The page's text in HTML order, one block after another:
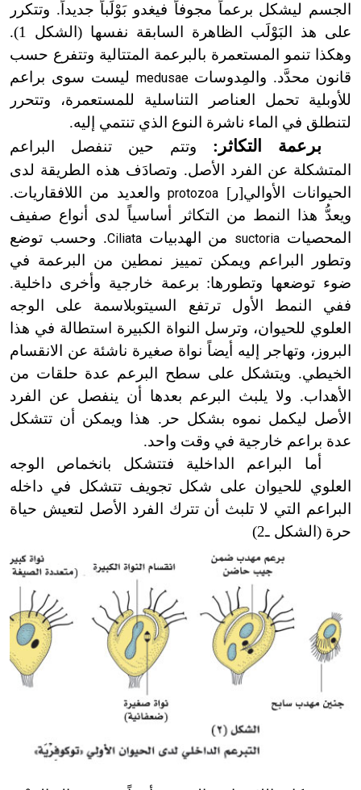
الجسم ليشكل برعماً مجوفاً فيغدو بَوْلَباً جديداً. وتتكرر
على هذ البَوْلَب الظاهرة السابقة نفسها (الشكل 1).
وهكذا تنمو المستعمرة بالبرعمة المتتالية وتتفرع حسب
قانون محدَّد. والمِدوساتmedusae ليست سوى براعم
للأوبلية تحمل العناصر التناسلية للمستعمرة، وتتحرر
لتنطلق في الماء ناشرة النوع الذي تنتمي إليه.
برعمة التكاثر: وتتم حين تنفصل البراعم
المتشكلة عن الفرد الأصل. وتصادَف هذه الطريقة لدى
الحيوانات الأوالي[ر] protozoaوالعديد من اللافقاريات.
ويعدُّ هذا النمط من التكاثر أساسياً لدى أنواع صفيف
المحصيات suctoria من الهدبياتCiliata. وحسب توضع
وتطور البراعم ويمكن تمييز نمطين من البرعمة في
ضوء توضعها وتطورها: برعمة خارجية وأخرى داخلية.
ففي النمط الأول ترتفع السيتوبلاسمة على الوجه
العلوي للحيوان، وترسل النواة الكبيرة استطالة في هذا
البروز، وتهاجر إليه أيضاً نواة صغيرة ناشئة عن الانقسام
الخيطي. ويتشكل على سطح البرعم عدة حلقات من
الأهداب. ولا يلبث البرعم بعدها أن ينفصل عن الفرد
الأصل ليكمل نموه بشكل حر. هذا ويمكن أن تتشكل
عدة براعم خارجية في وقت واحد.
أما البراعم الداخلية فتتشكل بانخماص الوجه
العلوي للحيوان على شكل تجويف تتشكل في داخله
البراعم التي لا تلبث أن تترك الفرد الأصل لتعيش حياة
حرة (الشكل ـ2)